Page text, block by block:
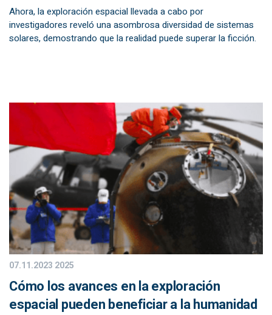
Ahora, la exploración espacial llevada a cabo por
investigadores reveló una asombrosa diversidad de sistemas
solares, demostrando que la realidad puede superar la ficción.
07.11.2023 2025
Cómo los avances en la exploración
espacial pueden beneficiar a la humanidad